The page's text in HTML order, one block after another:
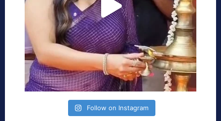
Follow on Instagram